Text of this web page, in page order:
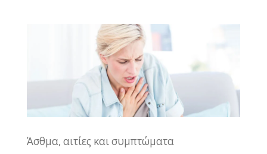
Άσθμα, αιτίες και συμπτώματα